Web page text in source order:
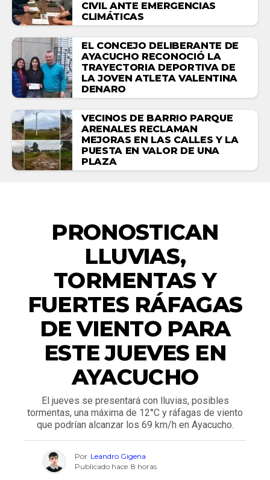
CIVIL ANTE EMERGENCIAS
CLIMÁTICAS
EL CONCEJO DELIBERANTE DE
AYACUCHO RECONOCIÓ LA
TRAYECTORIA DEPORTIVA DE
LA JOVEN ATLETA VALENTINA
DENARO
VECINOS DE BARRIO PARQUE
ARENALES RECLAMAN
MEJORAS EN LAS CALLES Y LA
PUESTA EN VALOR DE UNA
PLAZA
PRONOSTICAN
LLUVIAS,
TORMENTAS Y
FUERTES RÁFAGAS
DE VIENTO PARA
ESTE JUEVES EN
AYACUCHO
El jueves se presentará con lluvias, posibles
tormentas, una máxima de 12°C y ráfagas de viento
que podrían alcanzar los 69 km/h en Ayacucho.
Por Leandro Gigena
Publicado hace 8 horas